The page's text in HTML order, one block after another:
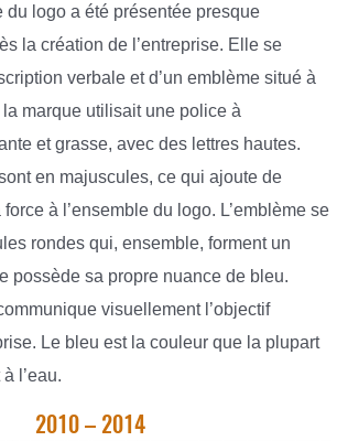
du logo a été présentée presque
la création de l’entreprise. Elle se
verbale et d’un emblème situé à
marque utilisait une police à
et grasse, avec des lettres hautes.
en majuscules, ce qui ajoute de
force à l’ensemble du logo. L’emblème se
rondes qui, ensemble, forment un
possède sa propre nuance de bleu.
visuellement l’objectif
Le bleu est la couleur que la plupart
l’eau.
2010 – 2014